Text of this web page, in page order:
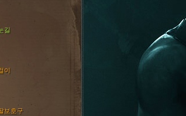
길
보호구
이